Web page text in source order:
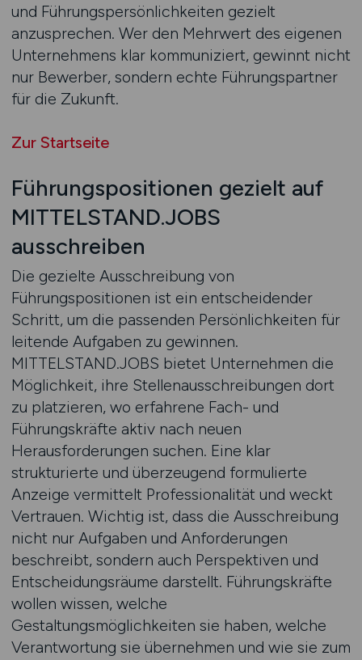
und Führungspersönlichkeiten gezielt
anzusprechen. Wer den Mehrwert des eigenen
Unternehmens klar kommuniziert, gewinnt nicht
nur Bewerber, sondern echte Führungspartner
für die Zukunft.
Zur Startseite
Führungspositionen gezielt auf
MITTELSTAND.JOBS
ausschreiben
Die gezielte Ausschreibung von
Führungspositionen ist ein entscheidender
Schritt, um die passenden Persönlichkeiten für
leitende Aufgaben zu gewinnen.
MITTELSTAND.JOBS bietet Unternehmen die
Möglichkeit, ihre Stellenausschreibungen dort
zu platzieren, wo erfahrene Fach- und
Führungskräfte aktiv nach neuen
Herausforderungen suchen. Eine klar
strukturierte und überzeugend formulierte
Anzeige vermittelt Professionalität und weckt
Vertrauen. Wichtig ist, dass die Ausschreibung
nicht nur Aufgaben und Anforderungen
beschreibt, sondern auch Perspektiven und
Entscheidungsräume darstellt. Führungskräfte
wollen wissen, welche
Gestaltungsmöglichkeiten sie haben, welche
Verantwortung sie übernehmen und wie sie zum